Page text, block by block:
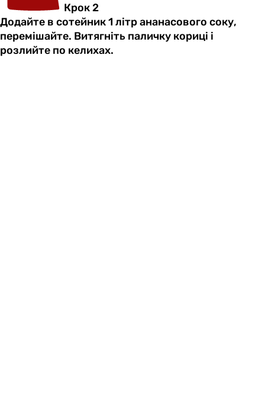
Крок 2
Додайте в сотейник 1 літр ананасового соку,
перемішайте. Витягніть паличку кориці і
розлийте по келихах.